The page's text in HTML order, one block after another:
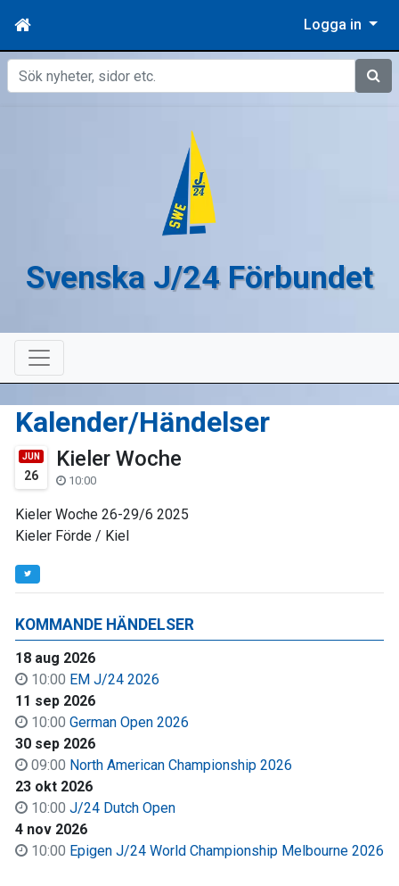
Logga in
Sök
Svenska J/24 Förbundet
KOMMANDE HÄNDELSER
18 aug 2026
10:00 EM J/24 2026
11 sep 2026
10:00 German Open 2026
30 sep 2026
09:00 North American Championship 2026
23 okt 2026
10:00 J/24 Dutch Open
4 nov 2026
10:00 Epigen J/24 World Championship Melbourne 2026
Kalender/Händelser
JUN
26
Kieler Woche
10:00
Kieler Woche 26-29/6 2025
Kieler Förde / Kiel